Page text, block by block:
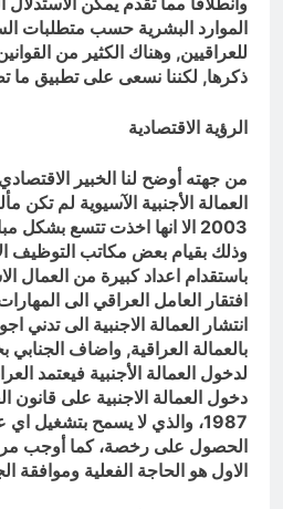
الموارد البشرية حسب متطلبات
للعراقيين, وهناك الكثير من
ذكرها, لكننا نسعى على تطبيق ما
الرؤية الاقتصادية
من جهته أوضح لنا الخبير
العمالة الأجنبية الآسيوية لم تكن
2003 الا انها اخذت تتسع بشكل
وذلك بقيام بعض مكاتب التوظيف
باستقدام اعداد كبيرة من العمال
افتقار العامل العراقي الى
انتشار العمالة الاجنبية الى تدني
بالعمالة العراقية, واضاف
لدخول العمالة الأجنبية فيعتمد
1987، والذي لا يسمح بتشغيل
الحصول على رخصة، كما أوجب
الاول هو الحاجة الفعلية وموافقة